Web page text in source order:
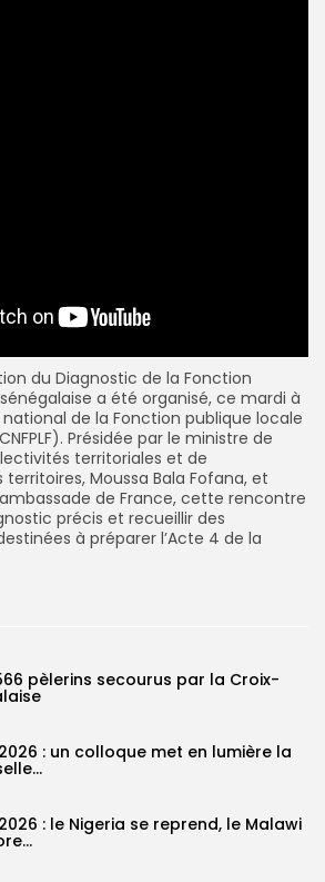
du Diagnostic de la Fonction
a été organisé, ce mardi à
de la Fonction publique locale
Présidée par le ministre de
territoriales et de
Moussa Bala Fofana, et
de France, cette rencontre
précis et recueillir des
à préparer l’Acte 4 de la
pèlerins secourus par la Croix-
: un colloque met en lumière la
: le Nigeria se reprend, le Malawi